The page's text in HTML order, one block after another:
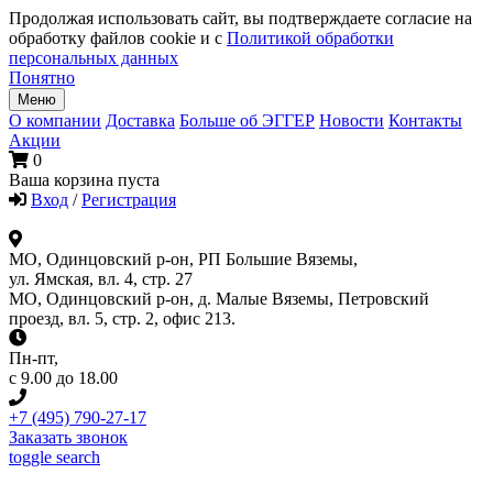
Продолжая использовать сайт, вы подтверждаете согласие на
обработку файлов cookie и с Политикой обработки
персональных данных
Понятно
Меню
О компании Доставка Больше об ЭГГЕР Новости Контакты
Акции
0
Ваша корзина пуста
Вход / Регистрация
МО, Одинцовский р-он, РП Большие Вяземы,
ул. Ямская, вл. 4, стр. 27
МО, Одинцовский р-он, д. Малые Вяземы, Петровский
проезд, вл. 5, стр. 2, офис 213.
Пн-пт,
с 9.00 до 18.00
+7 (495) 790-27-17
Заказать звонок
toggle search